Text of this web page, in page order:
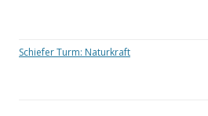
Schiefer Turm: Naturkraft